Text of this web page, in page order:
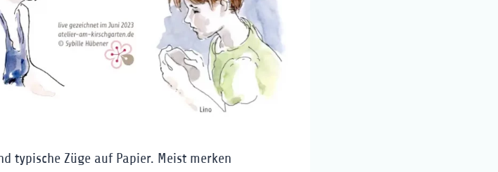
typische Züge auf Papier. Meist merken